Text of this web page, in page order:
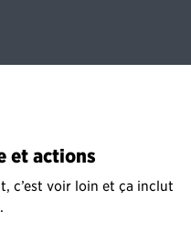
et actions
c’est voir loin et ça inclut